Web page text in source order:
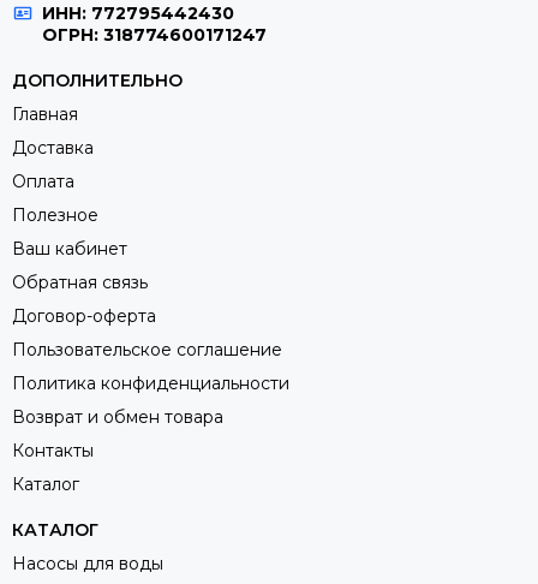
ИНН: 772795442430
ОГРН: 318774600171247
ДОПОЛНИТЕЛЬНО
Главная
Доставка
Оплата
Полезное
Ваш кабинет
Обратная связь
Договор-оферта
Пользовательское соглашение
Политика конфиденциальности
Возврат и обмен товара
Контакты
Каталог
КАТАЛОГ
Насосы для воды